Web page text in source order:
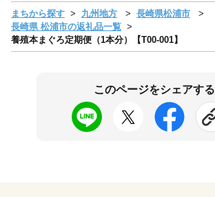
まちから探す 九州地方
長崎県松浦市
長崎県 松浦市の返礼品一覧
養殖本まぐろ定期便（1本分）【T00-001】
このページをシェアする